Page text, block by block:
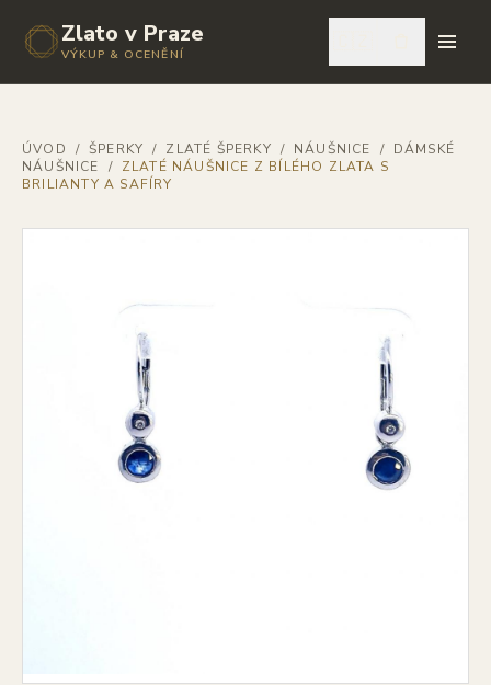
Zlato v Praze
VÝKUP & OCENĚNÍ
ÚVOD / ŠPERKY / ZLATÉ ŠPERKY / NÁUŠNICE / DÁMSKÉ
NÁUŠNICE
/ ZLATÉ NÁUŠNICE Z BÍLÉHO ZLATA S
BRILIANTY A SAFÍRY